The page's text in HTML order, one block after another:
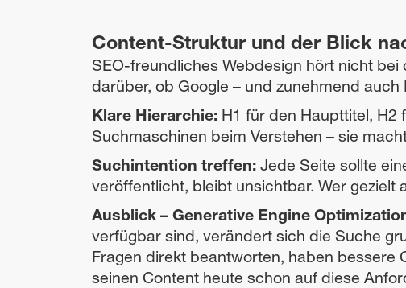
Content-Struktur und der Blick
SEO-freundliches Webdesign hört nicht
darüber, ob Google – und zunehmend
Klare Hierarchie: H1 für den Haupttitel,
Suchmaschinen beim Verstehen – sie
Suchintention treffen: Jede Seite sollte
veröffentlicht, bleibt unsichtbar. Wer
Ausblick – Generative Engine
verfügbar sind, verändert sich die Suche
Fragen direkt beantworten, haben bessere
seinen Content heute schon auf diese